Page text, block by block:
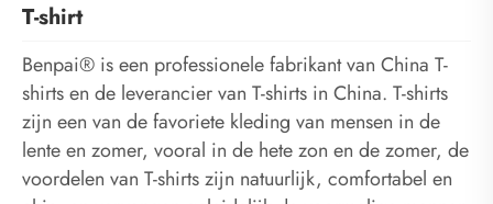
T-shirt
Benpai® is een professionele fabrikant van China T-
shirts en de leverancier van T-shirts in China. T-shirts
zijn een van de favoriete kleding van mensen in de
lente en zomer, vooral in de hete zon en de zomer, de
voordelen van T-shirts zijn natuurlijk, comfortabel en